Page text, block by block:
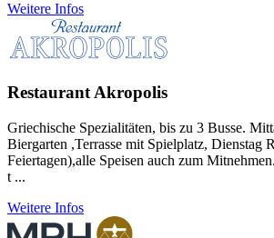
Weitere Infos
Restaurant Akropolis
Griechische Spezialitäten, bis zu 3 Busse.
Biergarten ,Terrasse mit Spielplatz, Dienstag
Feiertagen),alle Speisen auch zum
t ...
Weitere Infos